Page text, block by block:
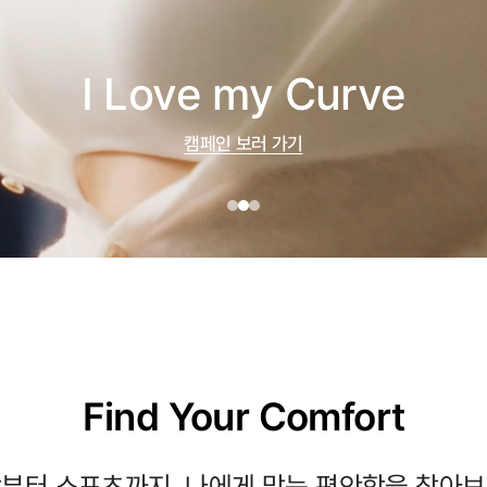
I Love my Curve
캠페인 보러 가기
Find Your Comfort